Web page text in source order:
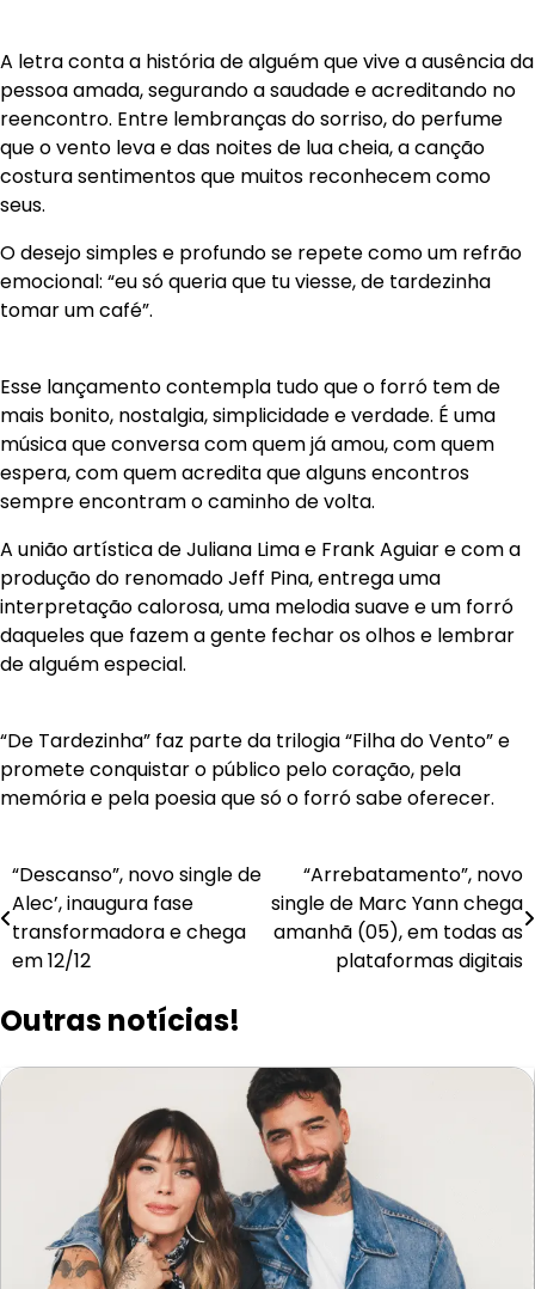
A letra conta a história de alguém que vive a ausência da
pessoa amada, segurando a saudade e acreditando no
reencontro. Entre lembranças do sorriso, do perfume
que o vento leva e das noites de lua cheia, a canção
costura sentimentos que muitos reconhecem como
seus.
O desejo simples e profundo se repete como um refrão
emocional: “eu só queria que tu viesse, de tardezinha
tomar um café”.
Esse lançamento contempla tudo que o forró tem de
mais bonito, nostalgia, simplicidade e verdade. É uma
música que conversa com quem já amou, com quem
espera, com quem acredita que alguns encontros
sempre encontram o caminho de volta.
A união artística de Juliana Lima e Frank Aguiar e com a
produção do renomado Jeff Pina, entrega uma
interpretação calorosa, uma melodia suave e um forró
daqueles que fazem a gente fechar os olhos e lembrar
de alguém especial.
“De Tardezinha” faz parte da trilogia “Filha do Vento” e
promete conquistar o público pelo coração, pela
memória e pela poesia que só o forró sabe oferecer.
Navegação
de
Post
“Descanso”, novo single de
Alec’, inaugura fase
transformadora e chega
em 12/12
“Arrebatamento”, novo
single de Marc Yann chega
amanhã (05), em todas as
plataformas digitais
Outras notícias!